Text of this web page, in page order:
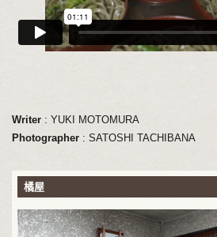
Writer: YUKI MOTOMURA
Photographer: SATOSHI TACHIBANA
橘屋